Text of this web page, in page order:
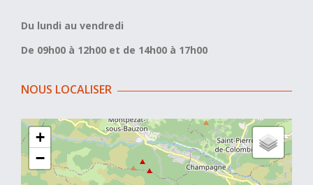
Du lundi au vendredi
De 09h00 à 12h00 et de 14h00 à 17h00
NOUS LOCALISER
+
−